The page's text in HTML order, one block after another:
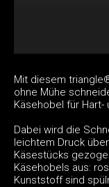
Mit diesem
ohne Mühe
Käsehobel für Hart-
Dabei wird die
leichtem Druck
Käsestücks
Käsehobels aus:
Kunststoff sind